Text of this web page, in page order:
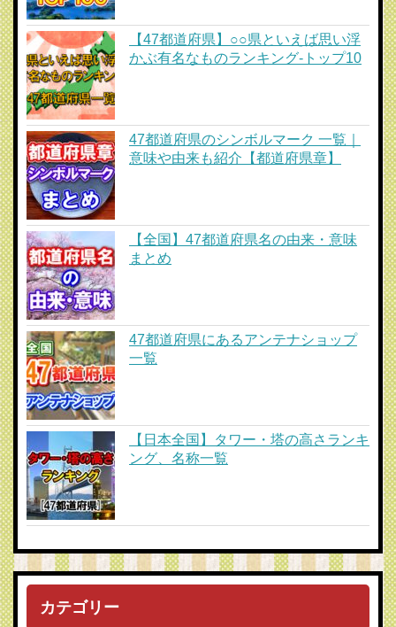
【47都道府県】○○県といえば思い浮
かぶ有名なものランキング-トップ10
47都道府県のシンボルマーク 一覧｜
意味や由来も紹介【都道府県章】
【全国】47都道府県名の由来・意味
まとめ
47都道府県にあるアンテナショップ
一覧
【日本全国】タワー・塔の高さランキ
ング、名称一覧
カテゴリー